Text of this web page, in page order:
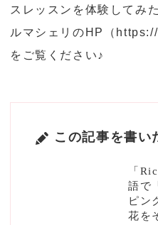
スレッスンを体験してみ
ルマシェリのHP（
をご覧ください♪
この記事を書い
「
語で
ピン
花を